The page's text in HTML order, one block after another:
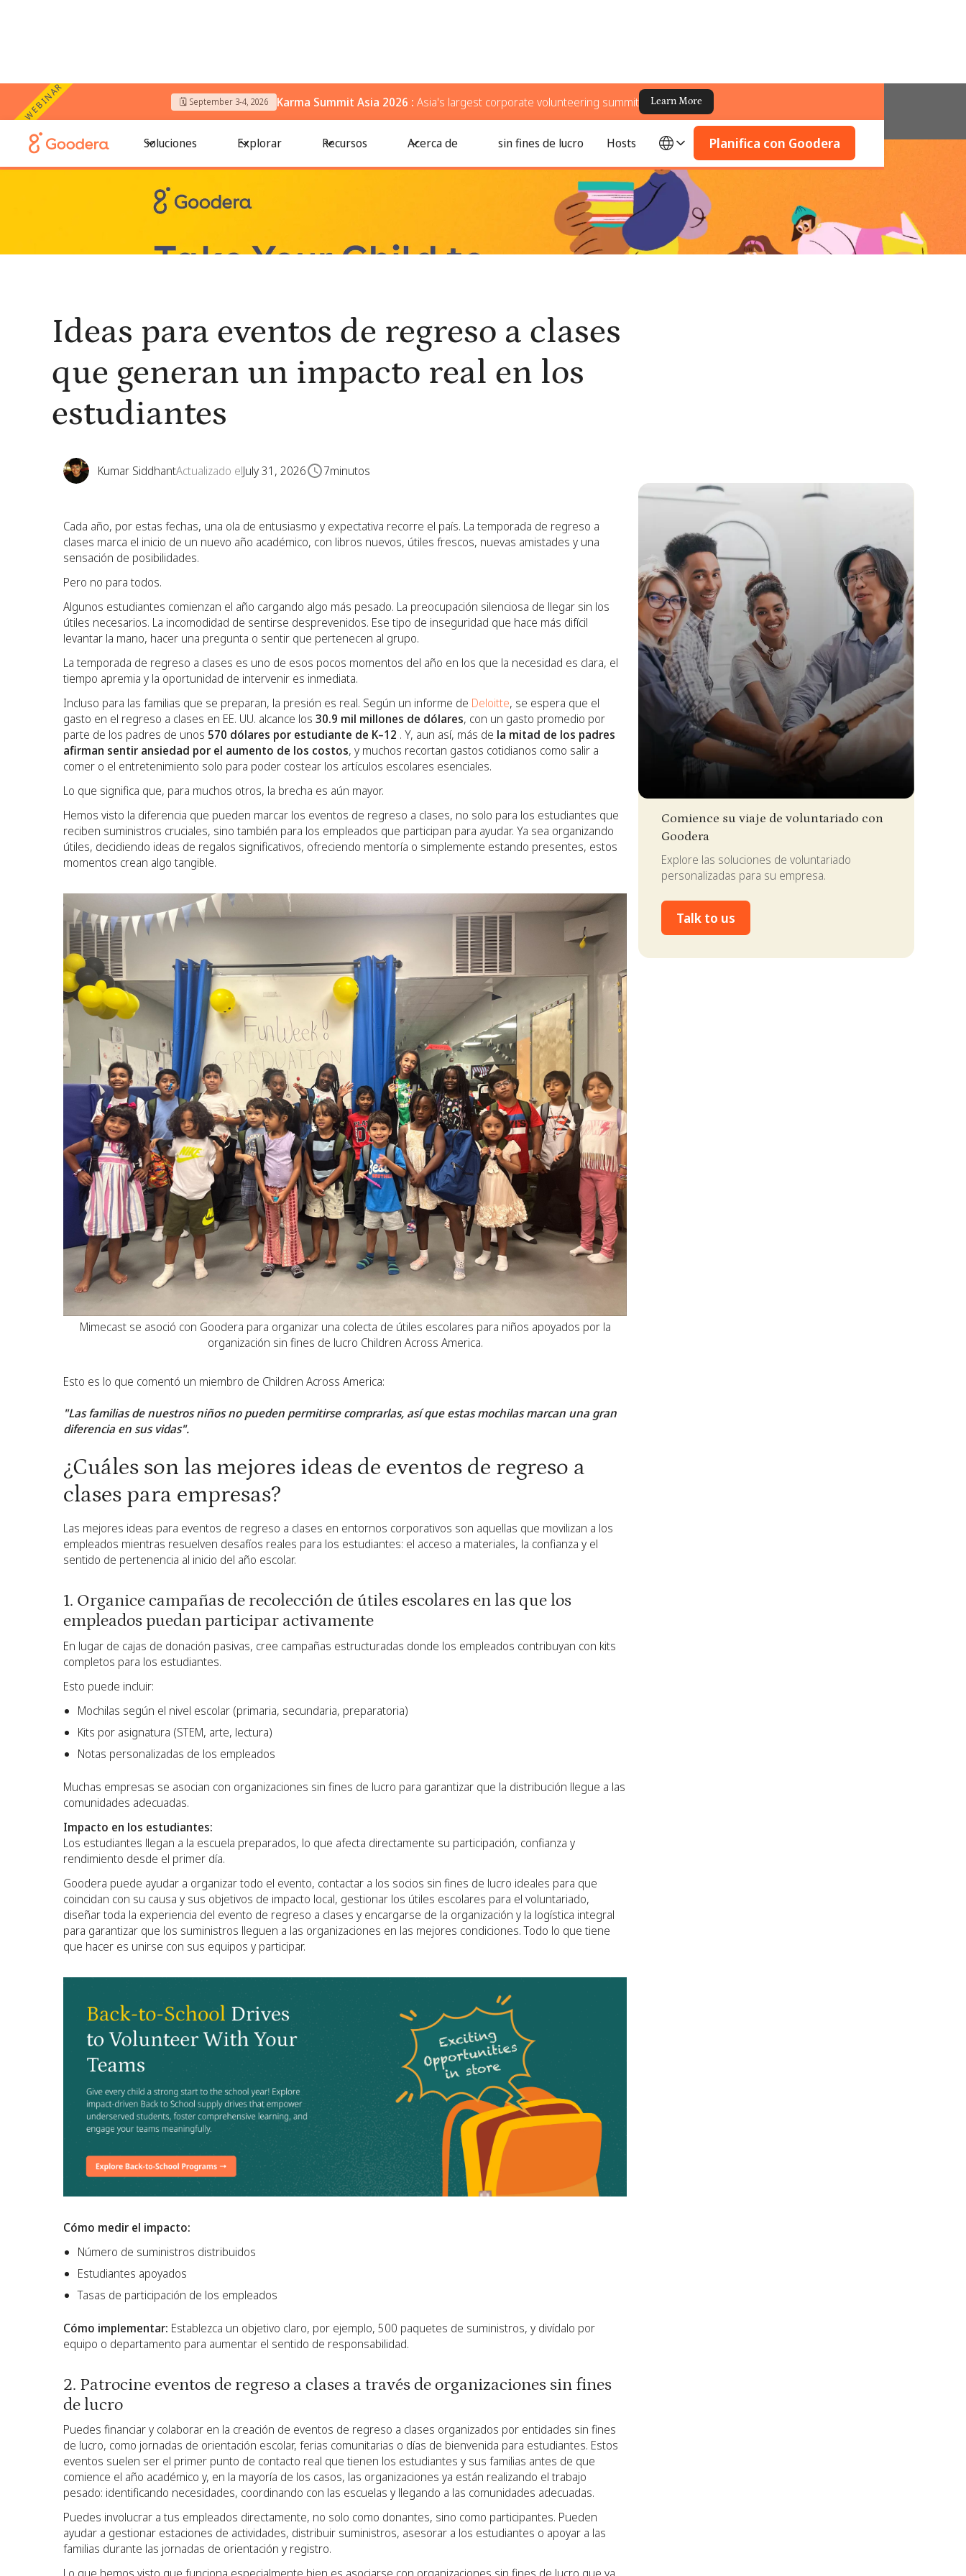
WEBINAR 🗓️ September 3-4, 2026 Karma Summit Asia 2026 : Asia's largest corporate volunteering summit Learn More
Soluciones Explorar Recursos Acerca de sin fines de lucro Hosts Planifica con Goodera
Ideas para eventos de regreso a clases que generan un impacto real en los estudiantes
Ideas para eventos de regreso a clases
que generan un impacto real en los
estudiantes
Kumar SiddhantActualizado elJuly 31, 2026 7minutos
Cada año, por estas fechas, una ola de entusiasmo y expectativa recorre el país. La temporada de regreso a
clases marca el inicio de un nuevo año académico, con libros nuevos, útiles frescos, nuevas amistades y una
sensación de posibilidades.
Pero no para todos.
Algunos estudiantes comienzan el año cargando algo más pesado. La preocupación silenciosa de llegar sin los
útiles necesarios. La incomodidad de sentirse desprevenidos. Ese tipo de inseguridad que hace más difícil
levantar la mano, hacer una pregunta o sentir que pertenecen al grupo.
La temporada de regreso a clases es uno de esos pocos momentos del año en los que la necesidad es clara, el
tiempo apremia y la oportunidad de intervenir es inmediata.
Incluso para las familias que se preparan, la presión es real. Según un informe de Deloitte, se espera que el
gasto en el regreso a clases en EE. UU. alcance los 30.9 mil millones de dólares, con un gasto promedio por
parte de los padres de unos 570 dólares por estudiante de K–12 . Y, aun así, más de la mitad de los padres
afirman sentir ansiedad por el aumento de los costos, y muchos recortan gastos cotidianos como salir a
comer o el entretenimiento solo para poder costear los artículos escolares esenciales.
Lo que significa que, para muchos otros, la brecha es aún mayor.
Hemos visto la diferencia que pueden marcar los eventos de regreso a clases, no solo para los estudiantes que
reciben suministros cruciales, sino también para los empleados que participan para ayudar. Ya sea organizando
útiles, decidiendo ideas de regalos significativos, ofreciendo mentoría o simplemente estando presentes, estos
momentos crean algo tangible.
Mimecast se asoció con Goodera para organizar una colecta de útiles escolares para niños apoyados por la
organización sin fines de lucro Children Across America.
Esto es lo que comentó un miembro de Children Across America:
"Las familias de nuestros niños no pueden permitirse comprarlas, así que estas mochilas marcan una gran
diferencia en sus vidas".
¿Cuáles son las mejores ideas de eventos de regreso a
clases para empresas?
Las mejores ideas para eventos de regreso a clases en entornos corporativos son aquellas que movilizan a los
empleados mientras resuelven desafíos reales para los estudiantes: el acceso a materiales, la confianza y el
sentido de pertenencia al inicio del año escolar.
1. Organice campañas de recolección de útiles escolares en las que los
empleados puedan participar activamente
En lugar de cajas de donación pasivas, cree campañas estructuradas donde los empleados contribuyan con kits
completos para los estudiantes.
Esto puede incluir:
Mochilas según el nivel escolar (primaria, secundaria, preparatoria)
Kits por asignatura (STEM, arte, lectura)
Notas personalizadas de los empleados
Muchas empresas se asocian con organizaciones sin fines de lucro para garantizar que la distribución llegue a las
comunidades adecuadas.
Impacto en los estudiantes:
Los estudiantes llegan a la escuela preparados, lo que afecta directamente su participación, confianza y
rendimiento desde el primer día.
Goodera puede ayudar a organizar todo el evento, contactar a los socios sin fines de lucro ideales para que
coincidan con su causa y sus objetivos de impacto local, gestionar los útiles escolares para el voluntariado,
diseñar toda la experiencia del evento de regreso a clases y encargarse de la organización y la logística integral
para garantizar que los suministros lleguen a las organizaciones en las mejores condiciones. Todo lo que tiene
que hacer es unirse con sus equipos y participar.
Cómo medir el impacto:
Número de suministros distribuidos
Estudiantes apoyados
Tasas de participación de los empleados
Cómo implementar: Establezca un objetivo claro, por ejemplo, 500 paquetes de suministros, y divídalo por
equipo o departamento para aumentar el sentido de responsabilidad.
2. Patrocine eventos de regreso a clases a través de organizaciones sin fines
de lucro
Puedes financiar y colaborar en la creación de eventos de regreso a clases organizados por entidades sin fines
de lucro, como jornadas de orientación escolar, ferias comunitarias o días de bienvenida para estudiantes. Estos
eventos suelen ser el primer punto de contacto real que tienen los estudiantes y sus familias antes de que
comience el año académico y, en la mayoría de los casos, las organizaciones ya están realizando el trabajo
pesado: identificando necesidades, coordinando con las escuelas y llegando a las comunidades adecuadas.
Puedes involucrar a tus empleados directamente, no solo como donantes, sino como participantes. Pueden
ayudar a gestionar estaciones de actividades, distribuir suministros, asesorar a los estudiantes o apoyar a las
familias durante las jornadas de orientación y registro.
Comience su viaje de voluntariado con
Goodera
Explore las soluciones de voluntariado
personalizadas para su empresa.
Talk to us